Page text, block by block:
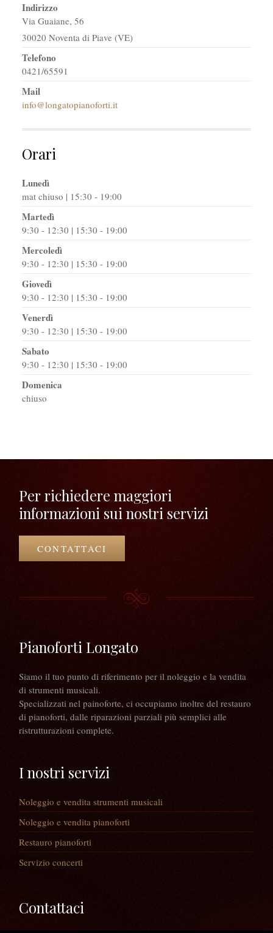
Indirizzo
Via Guaiane, 56
30020 Noventa di Piave (VE)
Telefono
0421/65591
Mail
info@longatopianoforti.it
Orari
Lunedì
mat chiuso | 15:30 - 19:00
Martedì
9:30 - 12:30 | 15:30 - 19:00
Mercoledì
9:30 - 12:30 | 15:30 - 19:00
Giovedì
9:30 - 12:30 | 15:30 - 19:00
Venerdì
9:30 - 12:30 | 15:30 - 19:00
Sabato
9:30 - 12:30 | 15:30 - 19:00
Domenica
chiuso
Per richiedere maggiori
informazioni sui nostri servizi
CONTATTACI
Pianoforti Longato
Siamo il tuo punto di riferimento per il noleggio e la vendita
di strumenti musicali.
Specializzati nel painoforte, ci occupiamo inoltre del restauro
di pianoforti, dalle riparazioni parziali più semplici alle
ristrutturazioni complete.
I nostri servizi
Noleggio e vendita strumenti musicali
Noleggio e vendita pianoforti
Restauro pianoforti
Servizio concerti
Contattaci